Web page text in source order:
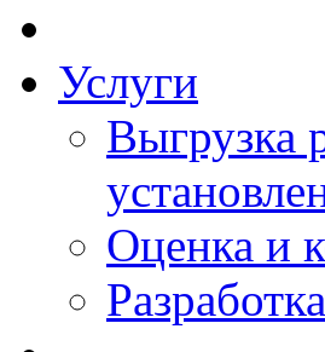
Услуги
Выгрузка
Оценка и